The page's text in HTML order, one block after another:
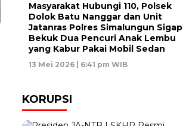
Masyarakat Hubungi 110, Polsek
Dolok Batu Nanggar dan Unit
Jatanras Polres Simalungun Sigap
Bekuk Dua Pencuri Anak Lembu
yang Kabur Pakai Mobil Sedan
13 Mei 2026 | 6:41 pm WIB
KORUPSI